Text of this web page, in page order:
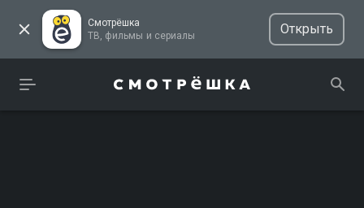
Смотрёшка
ТВ, фильмы и сериалы
Открыть